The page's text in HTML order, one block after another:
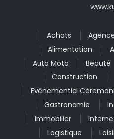
Achats
Alimentation
Auto Moto
Beauté
Construction
Evènementiel
Gastronomie
Immobilier
Logistique